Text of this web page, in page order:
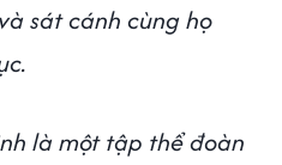
sát cánh cùng họ
là một tập thể đoàn